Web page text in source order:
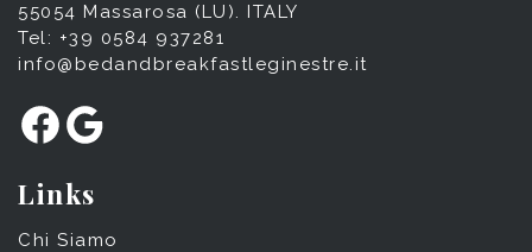
55054 Massarosa (LU). ITALY
Tel: +39 0584 937281
info@bedandbreakfastleginestre.it
Facebook Google
Links
Chi Siamo